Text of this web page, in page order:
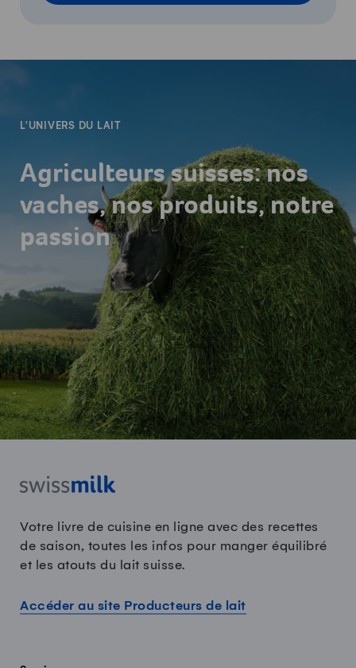
L'UNIVERS DU LAIT
Agriculteurs suisses: nos
vaches, nos produits, notre
passion
Votre livre de cuisine en ligne avec des recettes
de saison, toutes les infos pour manger équilibré
et les atouts du lait suisse.
Accéder au site Producteurs de lait